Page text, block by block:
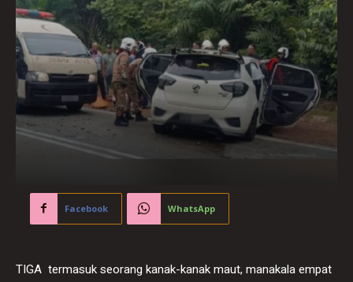
Facebook WhatsApp
TIGA termasuk seorang kanak-kanak maut, manakala empat